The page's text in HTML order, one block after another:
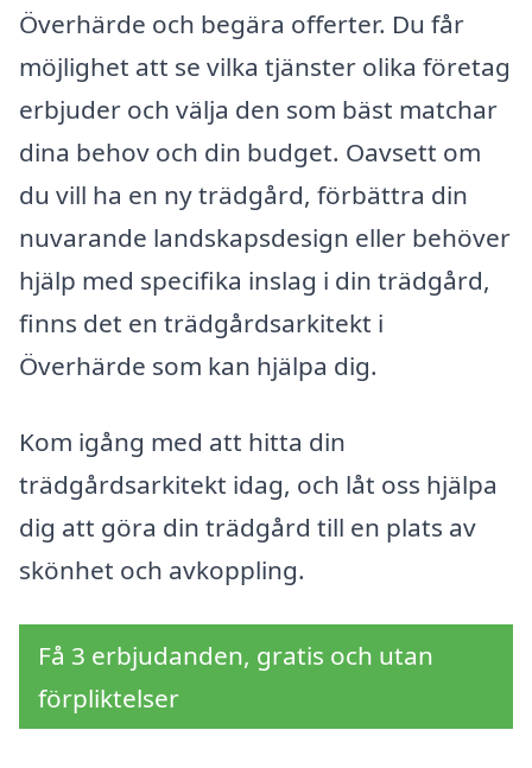
Överhärde och begära offerter. Du får
möjlighet att se vilka tjänster olika företag
erbjuder och välja den som bäst matchar
dina behov och din budget. Oavsett om
du vill ha en ny trädgård, förbättra din
nuvarande landskapsdesign eller behöver
hjälp med specifika inslag i din trädgård,
finns det en trädgårdsarkitekt i
Överhärde som kan hjälpa dig.
Kom igång med att hitta din
trädgårdsarkitekt idag, och låt oss hjälpa
dig att göra din trädgård till en plats av
skönhet och avkoppling.
Få 3 erbjudanden, gratis och utan
förpliktelser